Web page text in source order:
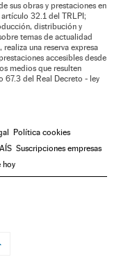
sus obras y prestaciones en
32.1 del TRLPI;
distribución y
temas de actualidad
una reserva expresa
accesibles desde
medios que resulten
67.3 del Real Decreto - ley
Política cookies
Suscripciones empresas
hoy